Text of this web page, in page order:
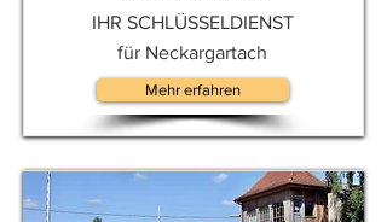
IHR SCHLÜSSELDIENST
für Neckargartach
Mehr erfahren